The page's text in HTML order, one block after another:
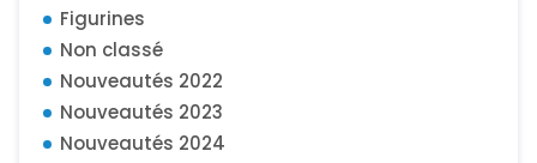
Figurines
Non classé
Nouveautés 2022
Nouveautés 2023
Nouveautés 2024